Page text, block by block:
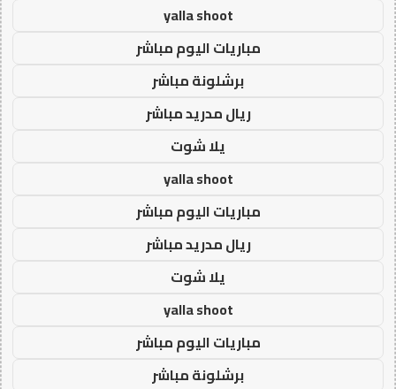
yalla shoot
مباريات اليوم مباشر
برشلونة مباشر
ريال مدريد مباشر
يلا شوت
yalla shoot
مباريات اليوم مباشر
ريال مدريد مباشر
يلا شوت
yalla shoot
مباريات اليوم مباشر
برشلونة مباشر